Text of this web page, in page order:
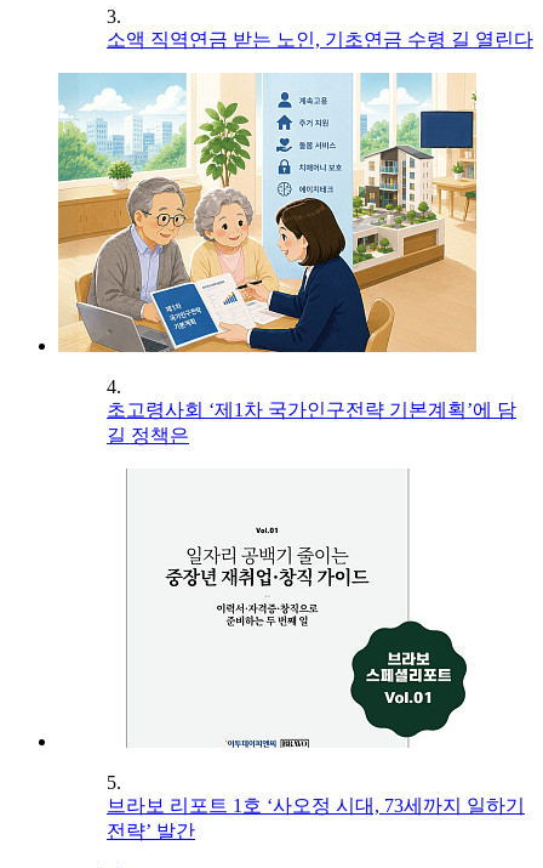
3.
소액 직역연금 받는 노인, 기초연금 수령 길 열린다
4.
초고령사회 ‘제1차 국가인구전략 기본계획’에 담
길 정책은
5.
브라보 리포트 1호 ‘사오정 시대, 73세까지 일하기
전략’ 발간